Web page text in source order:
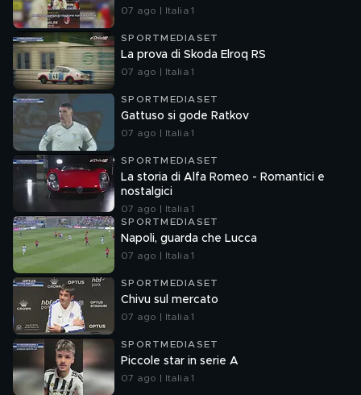
07 ago | Italia 1
SPORTMEDIASET
La prova di Skoda Elroq RS
07 ago | Italia 1
SPORTMEDIASET
Gattuso si gode Ratkov
07 ago | Italia 1
SPORTMEDIASET
La storia di Alfa Romeo - Romantici e
nostalgici
07 ago | Italia 1
SPORTMEDIASET
Napoli, guarda che Lucca
07 ago | Italia 1
SPORTMEDIASET
Chivu sul mercato
07 ago | Italia 1
SPORTMEDIASET
Piccole star in serie A
07 ago | Italia 1